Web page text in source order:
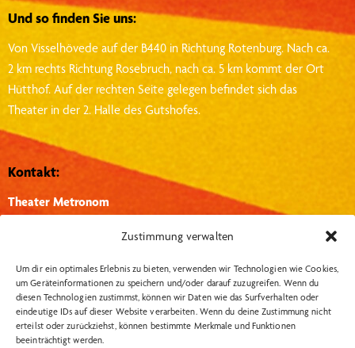
Zustimmung verwalten
Um dir ein optimales Erlebnis zu bieten, verwenden wir Technologien wie Cookies,
um Geräteinformationen zu speichern und/oder darauf zuzugreifen. Wenn du
diesen Technologien zustimmst, können wir Daten wie das Surfverhalten oder
eindeutige IDs auf dieser Website verarbeiten. Wenn du deine Zustimmung nicht
erteilst oder zurückziehst, können bestimmte Merkmale und Funktionen
beeinträchtigt werden.
Und so finden Sie uns:
Von Visselhövede auf der B440 in Richtung Rotenburg. Nach ca.
2 km rechts Richtung Rosebruch, nach ca. 5 km kommt der Ort
Hütthof. Auf der rechten Seite gelegen befindet sich das
Theater in der 2. Halle des Gutshofes.
Kontakt:
Theater Metronom
Tel.: 04262 – 1351
Wichtige Links: Social Media: